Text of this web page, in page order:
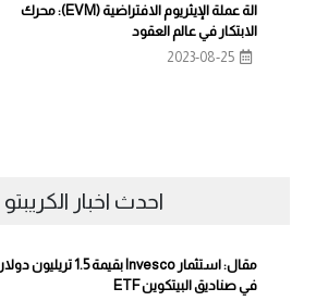
الة عملة الإيثريوم الافتراضية (EVM): محرك
الابتكار في عالم العقود
2023-08-25
احدث اخبار الكريبتو
مقال: استثمار Invesco بقيمة 1.5 تريليون دولار
في صناديق البيتكوين ETF